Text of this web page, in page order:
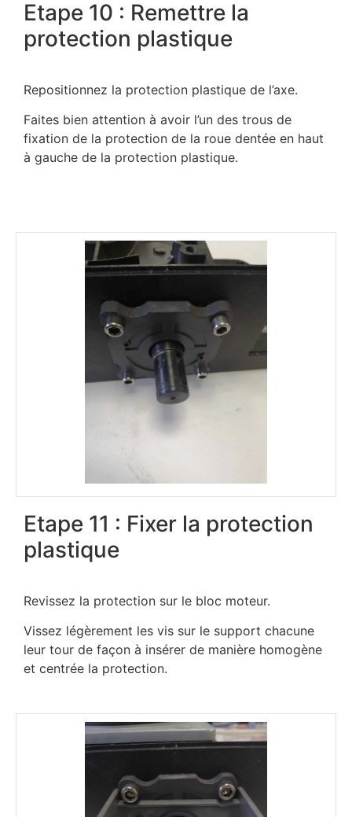
Etape 10 : Remettre la
protection plastique
Repositionnez la protection plastique de l’axe.
Faites bien attention à avoir l’un des trous de
fixation de la protection de la roue dentée en haut
à gauche de la protection plastique.
Etape 11 : Fixer la protection
plastique
Revissez la protection sur le bloc moteur.
Vissez légèrement les vis sur le support chacune
leur tour de façon à insérer de manière homogène
et centrée la protection.